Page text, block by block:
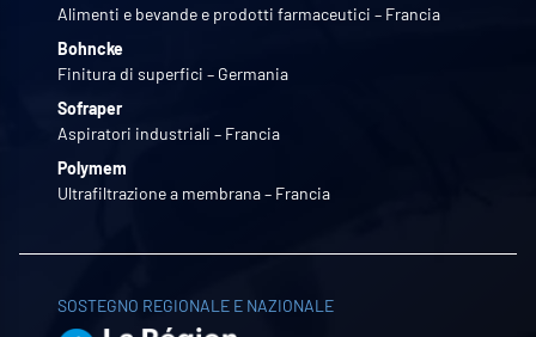
Alimenti e bevande e prodotti farmaceutici – Francia
Bohncke
Finitura di superfici – Germania
Sofraper
Aspiratori industriali – Francia
Polymem
Ultrafiltrazione a membrana – Francia
SOSTEGNO REGIONALE E NAZIONALE